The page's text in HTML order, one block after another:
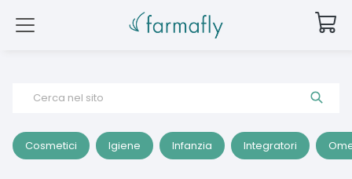
Cerca nel sito
Cosmetici Igiene Infanzia Integratori